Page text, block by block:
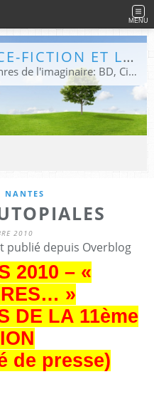
MENU
SITE SUR LA SCIENCE-FICTION ET LE FANTASTIQUE
Site sur toute la culture des genres de l'imaginaire: BD, Cinéma, Livre, Jeux, Théâtre. Présent dans les principaux festivals de film fantastique e de science-fiction, salons et conventions.
NANTES
2010
publié depuis Overblog
2010 – «
»
DE LA 11ème
de presse)